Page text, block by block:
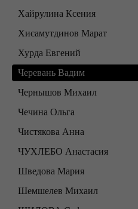
Хайрулина Ксения
Хисамутдинов Марат
Хурда Евгений
Черевань Вадим
Чернышов Михаил
Чечина Ольга
Чистякова Анна
ЧУХЛЕБО Анастасия
Шведова Мария
Шемшелев Михаил